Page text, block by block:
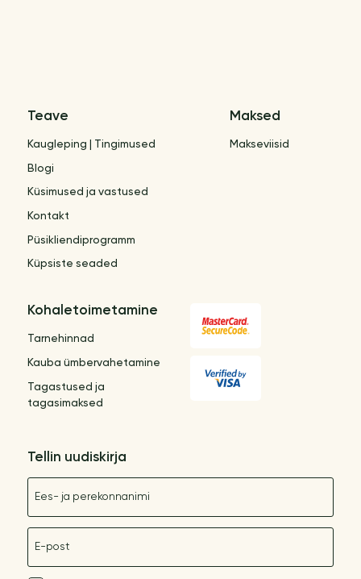
Teave
Kaugleping | Tingimused
Blogi
Küsimused ja vastused
Kontakt
Püsikliendiprogramm
Küpsiste seaded
Maksed
Makseviisid
Kohaletoimetamine
Tarnehinnad
Kauba ümbervahetamine
Tagastused ja
tagasimaksed
Tellin uudiskirja